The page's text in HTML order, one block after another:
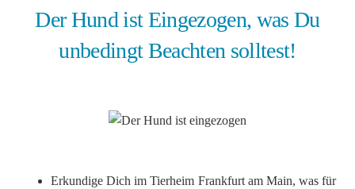
Der Hund ist Eingezogen, was Du
unbedingt Beachten solltest!
Erkundige Dich im Tierheim Frankfurt am Main, was für